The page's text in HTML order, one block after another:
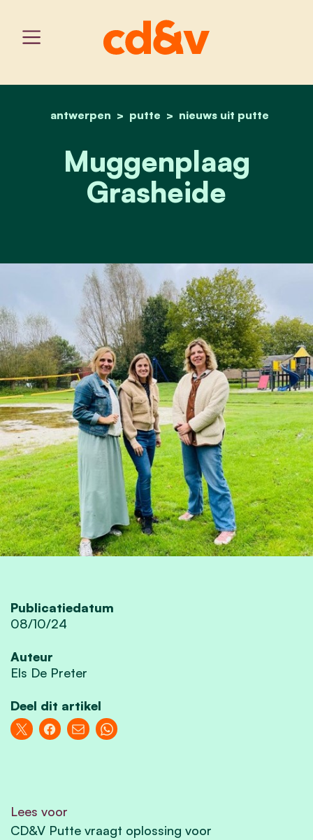
home
antwerpen putte nieuws uit putte
muggenplaag grasheide
Muggenplaag
Grasheide
Publicatiedatum
08/10/24
Auteur
Els De Preter
Deel dit artikel
Lees voor
CD&V Putte vraagt oplossing voor